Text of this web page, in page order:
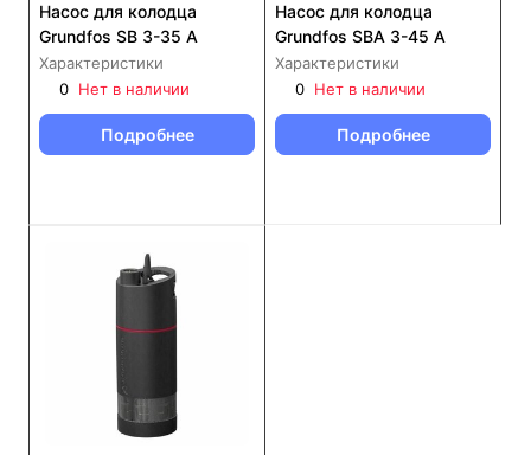
Насос для колодца
Grundfos SB 3-35 A
Характеристики
0 Нет в наличии
Подробнее
Насос для колодца
Grundfos SBA 3-45 A
Характеристики
0 Нет в наличии
Подробнее